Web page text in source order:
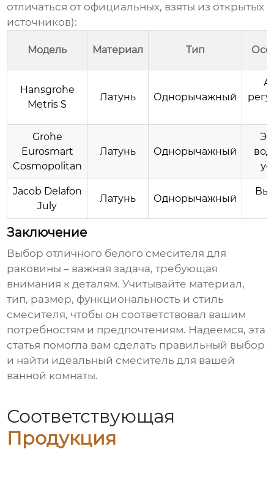
отличаться от официальных, взяты из открытых
источников):
Модель Материал Тип
Hansgrohe
Metris S
Латунь Однорычажный
Grohe
Eurosmart
Cosmopolitan
Латунь Однорычажный
Jacob Delafon
July
Латунь Однорычажный
Заключение
Выбор отличного белого смесителя для
раковины – важная задача, требующая
внимания к деталям. Учитывайте материал,
тип, размер, функциональность и стиль
смесителя, чтобы он соответствовал вашим
потребностям и предпочтениям. Надеемся, эта
статья помогла вам сделать правильный выбор
и найти идеальный смеситель для вашей
ванной комнаты.
Соответствующая
Продукция